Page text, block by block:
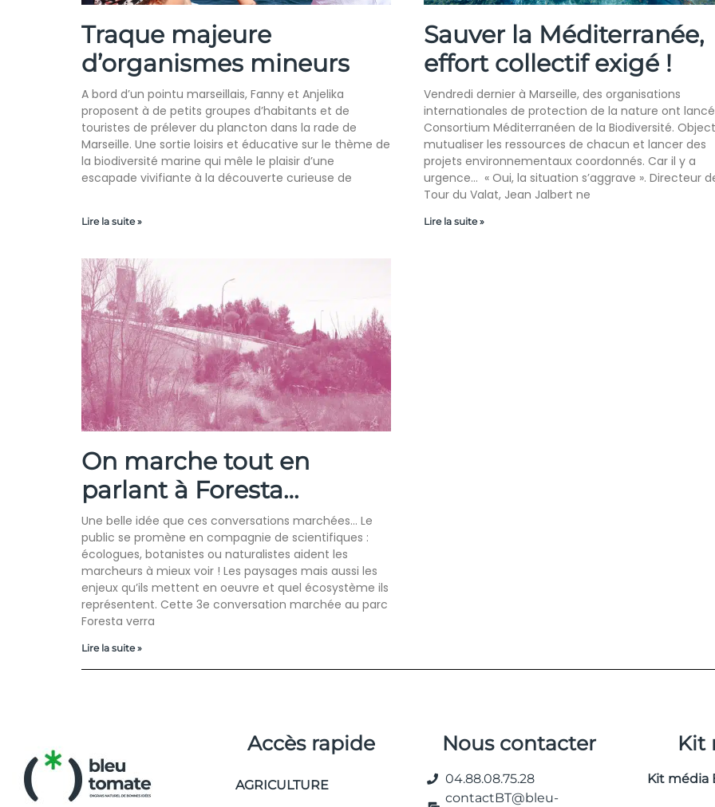
Traque majeure
d’organismes mineurs
A bord d’un pointu marseillais, Fanny et Anjelika
proposent à de petits groupes d’habitants et de
touristes de prélever du plancton dans la rade de
Marseille. Une sortie loisirs et éducative sur le thème de
la biodiversité marine qui mêle le plaisir d’une
escapade vivifiante à la découverte curieuse de
Lire la suite »
Sauver la Méditerranée,
effort collectif exigé !
Vendredi dernier à Marseille, des organisations
internationales de protection de la nature ont
Consortium Méditerranéen de la Biodiversité.
mutualiser les ressources de chacun et lancer des
projets environnementaux coordonnés. Car il y a
urgence… « Oui, la situation s’aggrave ». Directeur
Tour du Valat, Jean Jalbert ne
Lire la suite »
On marche tout en
parlant à Foresta…
Une belle idée que ces conversations marchées… Le
public se promène en compagnie de scientifiques :
écologues, botanistes ou naturalistes aident les
marcheurs à mieux voir ! Les paysages mais aussi les
enjeux qu’ils mettent en oeuvre et quel écosystème ils
représentent. Cette 3e conversation marchée au parc
Foresta verra
Lire la suite »
Accès rapide
AGRICULTURE
Nous contacter
04.88.08.75.28
contactBT@bleu-
Kit
Kit média